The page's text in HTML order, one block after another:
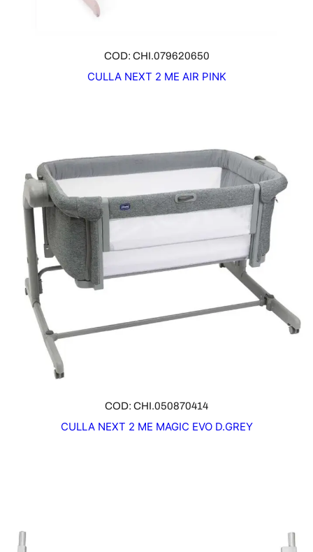
COD: CHI.079620650
CULLA NEXT 2 ME AIR PINK
COD: CHI.050870414
CULLA NEXT 2 ME MAGIC EVO D.GREY